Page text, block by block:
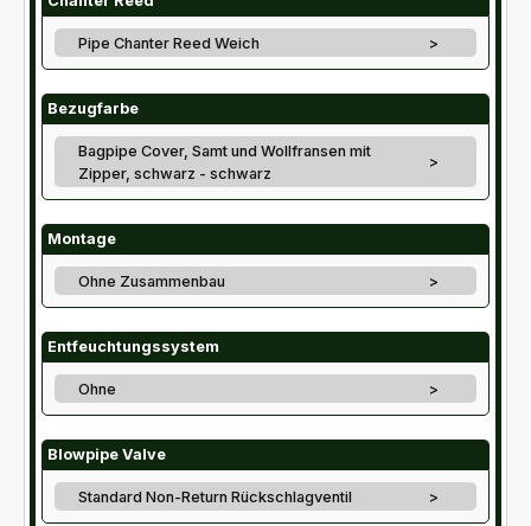
Pipe Chanter Reed Weich >
Bezugfarbe
Bagpipe Cover, Samt und Wollfransen mit
Zipper, schwarz - schwarz
>
Montage
Ohne Zusammenbau >
Entfeuchtungssystem
Ohne >
Blowpipe Valve
Standard Non-Return Rückschlagventil >